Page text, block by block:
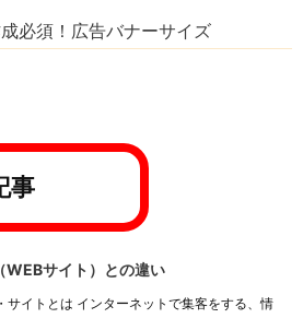
必須！広告バナーサイズ
事
WEBサイト）との違い
サイトとは インターネットで集客をする、情